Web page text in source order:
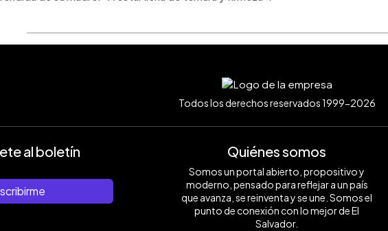
Todos los derechos reservados 1999-2026
al boletín Quiénes somos
Somos un portal abierto, propositivo y
moderno, pensado para reflejar a un país
que avanza, se reinventa y se une. Somos el
punto de conexión con lo mejor de El
Salvador.